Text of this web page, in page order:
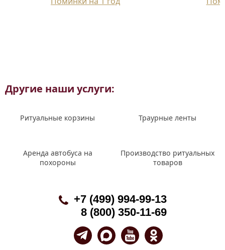
Другие наши услуги:
Ритуальные корзины Траурные ленты
Аренда автобуса на
похороны
Производство ритуальных
товаров
+7 (499) 994-99-13
8 (800) 350-11-69